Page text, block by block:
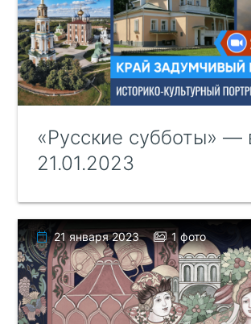
«Русские субботы» —
21.01.2023
21 января 2023 1 фото